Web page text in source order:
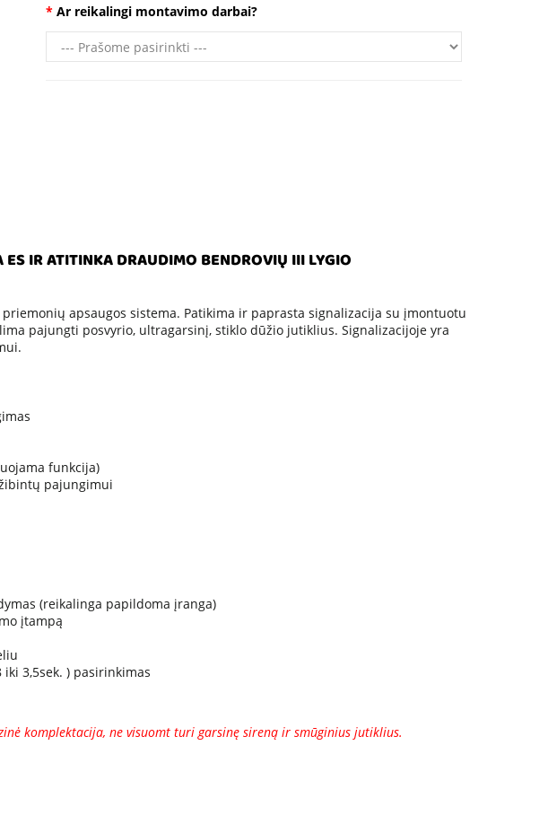
Ar reikalingi montavimo darbai?
IR ATITINKA DRAUDIMO BENDROVIŲ III LYGIO
priemonių apsaugos sistema. Patikima ir paprasta signalizacija su įmontuotu
pajungti posvyrio, ultragarsinį, stiklo dūžio jutiklius. Signalizacijoje yra
funkcija)
pajungimui
(reikalinga papildoma įranga)
įtampą
3,5sek. ) pasirinkimas
komplektacija, ne visuomt turi garsinę sireną ir smūginius jutiklius.